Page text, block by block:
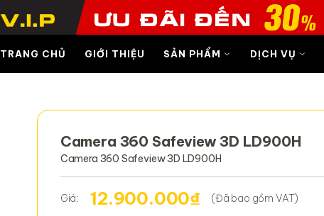
TRANG CHỦ GIỚI THIỆU SẢN PHẨM DỊCH VỤ
Camera 360 Safeview 3D LD900H
Camera 360 Safeview 3D LD900H
Giá: 12.900.000₫ (Đã bao gồm VAT)